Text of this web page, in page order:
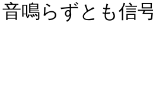
鳴らずとも信